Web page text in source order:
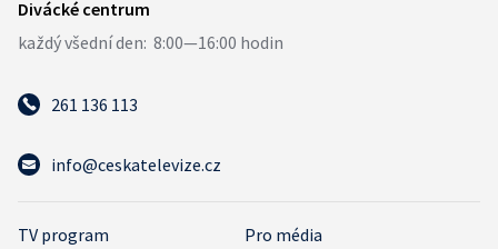
261 136 113
info@ceskatelevize.cz
TV program
Pro média